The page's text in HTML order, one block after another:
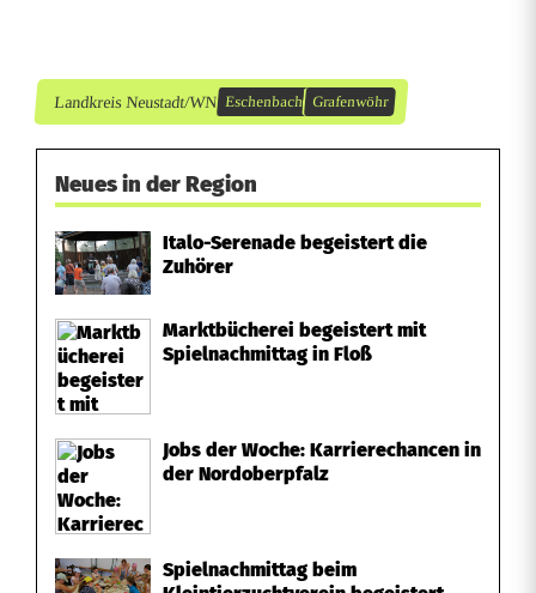
Landkreis Neustadt/WN Eschenbach Grafenwöhr
Neues in der Region
Italo-Serenade begeistert die
Zuhörer
Marktbücherei begeistert mit
Spielnachmittag in Floß
Jobs der Woche: Karrierechancen in
der Nordoberpfalz
Spielnachmittag beim